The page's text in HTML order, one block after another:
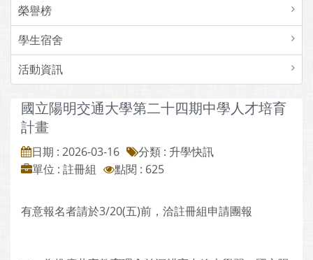
榮譽榜
學生宿舍
活動資訊
國立陽明交通大學第二十四期中學人才培育
計畫
日期 : 2026-03-16
分類 : 升學快訊
單位 : 註冊組
點閱 : 625
有意報名者請於3/20(五)前，洽註冊組申請團報